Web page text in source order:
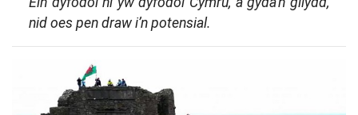
nid oes pen draw i’n potensial.